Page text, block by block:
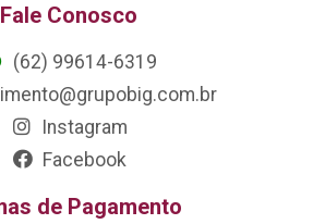
Fale Conosco
(62) 99614-6319
Instagram
Facebook
de Pagamento